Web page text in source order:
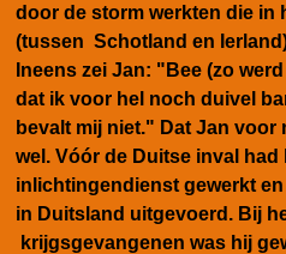
door de storm werkten die in
(tussen Schotland en
Ineens zei Jan: "Bee (zo
dat ik voor hel noch duivel
bevalt mij niet." Dat Jan voor
wel. Vóór de Duitse inval had
inlichtingendienst gewerkt
in Duitsland uitgevoerd. Bij
krijgsgevangenen was hij